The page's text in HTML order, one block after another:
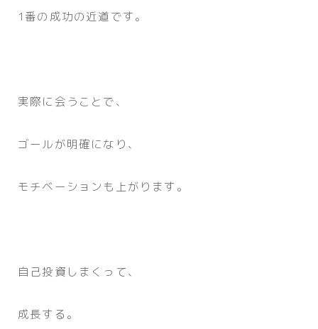
1番の成功の近道です。
実際に会うことで、
ゴールが明確になり、
モチベーションも上がります。
自己投資しまくって、
成長する。